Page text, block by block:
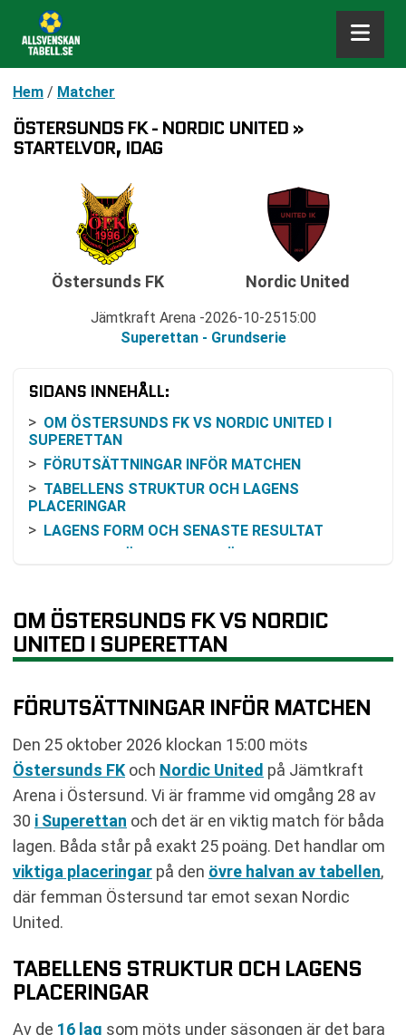
Hem / Matcher
ÖSTERSUNDS FK - NORDIC UNITED »
STARTELVOR, IDAG
Östersunds FK
Jämtkraft Arena 2026-10-2515:00
Superettan - Grundserie
Nordic United
SIDANS INNEHÅLL:
OM ÖSTERSUNDS FK VS NORDIC UNITED I
SUPERETTAN
FÖRUTSÄTTNINGAR INFÖR MATCHEN
TABELLENS STRUKTUR OCH LAGENS
PLACERINGAR
LAGENS FORM OCH SENASTE RESULTAT
SÅ FÖLJER DU MATCHEN PÅ TV OCH ONLINE
VANLIGA FRÅGOR OM ÖSTERSUNDS FK VS
NORDIC UNITED
RELATERADE NYHETER
OM ÖSTERSUNDS FK VS NORDIC
UNITED I SUPERETTAN
FÖRUTSÄTTNINGAR INFÖR MATCHEN
Den 25 oktober 2026 klockan 15:00 möts
Östersunds FK och Nordic United på Jämtkraft
Arena i Östersund. Vi är framme vid omgång 28 av
30 i Superettan och det är en viktig match för båda
lagen. Båda står på exakt 25 poäng. Det handlar om
viktiga placeringar på den övre halvan av tabellen,
där femman Östersund tar emot sexan Nordic
United.
TABELLENS STRUKTUR OCH LAGENS
PLACERINGAR
Av de 16 lag som möts under säsongen är det bara